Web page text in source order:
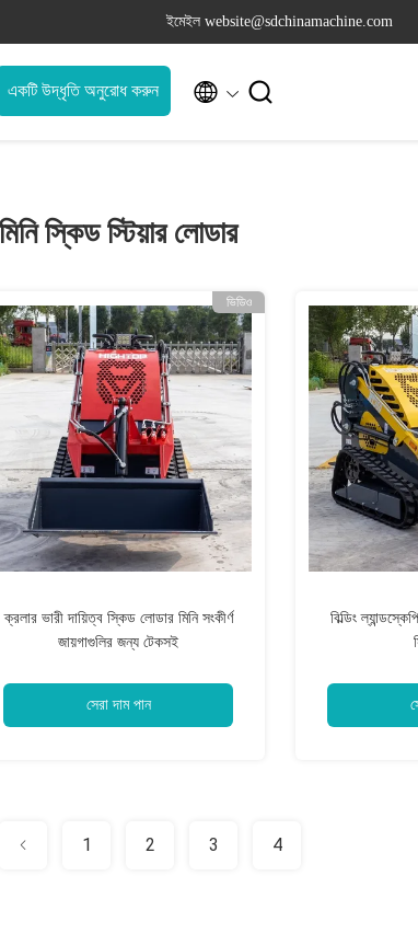
ইমেইল website@sdchinamachine.com
একটি উদ্ধৃতি অনুরোধ করুন  
মিনি স্কিড স্টিয়ার লোডার
ভিডিও
ক্রলার ভারী দায়িত্ব স্কিড লোডার মিনি সংকীর্ণ
জায়গাগুলির জন্য টেকসই
সেরা দাম পান
বিল্ডিং
1 2 3 4